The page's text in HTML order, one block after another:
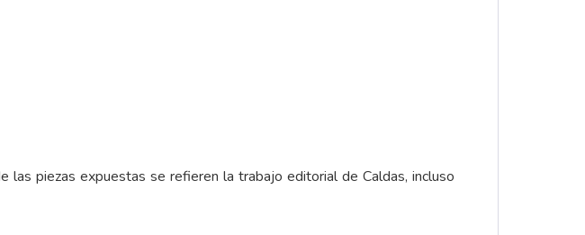
piezas expuestas se refieren la trabajo editorial de Caldas, incluso